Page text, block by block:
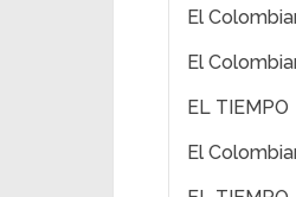
El
El
EL TIEMPO
El